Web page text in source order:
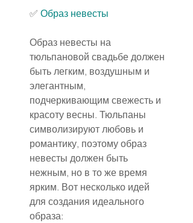
✅ Образ невесты
Образ невесты на
тюльпановой свадьбе должен
быть легким, воздушным и
элегантным,
подчеркивающим свежесть и
красоту весны. Тюльпаны
символизируют любовь и
романтику, поэтому образ
невесты должен быть
нежным, но в то же время
ярким. Вот несколько идей
для создания идеального
образа: